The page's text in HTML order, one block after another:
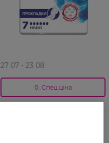
27 07 - 23 08
0_Спец.ціна